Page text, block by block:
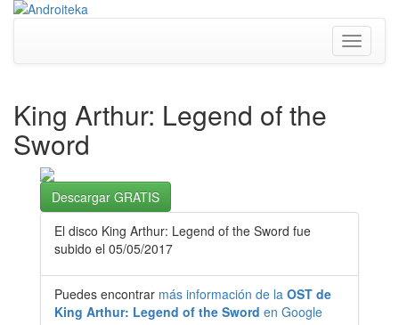
Toggle
King Arthur: Legend of the
Sword
Descargar GRATIS
El disco King Arthur: Legend of the Sword fue
subido el 05/05/2017
Puedes encontrar más información de la OST de
King Arthur: Legend of the Sword en Google